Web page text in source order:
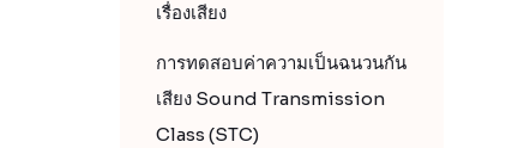
เรื่องเสียง
การทดสอบค่าความเป็นฉนวนกัน
เสียง Sound Transmission
Class (STC)